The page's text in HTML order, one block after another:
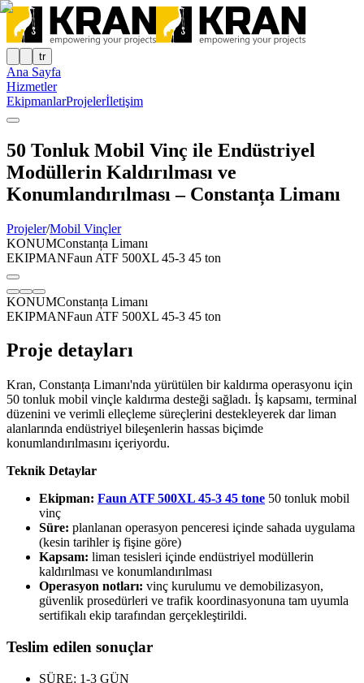
tr
Ana Sayfa
Hizmetler
EkipmanlarProjelerİletişim
50 Tonluk Mobil Vinç ile Endüstriyel
Modüllerin Kaldırılması ve
Konumlandırılması – Constanța Limanı
Projeler/Mobil Vinçler
KONUMConstanța Limanı
EKIPMANFaun ATF 500XL 45-3 45 ton
KONUMConstanța Limanı
EKIPMANFaun ATF 500XL 45-3 45 ton
Proje detayları
Kran, Constanța Limanı'nda yürütülen bir kaldırma operasyonu için
50 tonluk mobil vinçle kaldırma desteği sağladı. İş kapsamı, terminal
düzenini ve verimli elleçleme süreçlerini destekleyerek dar liman
alanlarında endüstriyel bileşenlerin hassas biçimde
konumlandırılmasını içeriyordu.
Teknik Detaylar
Ekipman: Faun ATF 500XL 45-3 45 tone 50 tonluk mobil
vinç
Süre: planlanan operasyon penceresi içinde sahada uygulama
(kesin tarihler iş fişine göre)
Kapsam: liman tesisleri içinde endüstriyel modüllerin
kaldırılması ve konumlandırılması
Operasyon notları: vinç kurulumu ve demobilizasyon,
güvenlik prosedürleri ve trafik koordinasyonuna tam uyumla
sertifikalı ekip tarafından gerçekleştirildi.
Teslim edilen sonuçlar
SÜRE: 1-3 GÜN